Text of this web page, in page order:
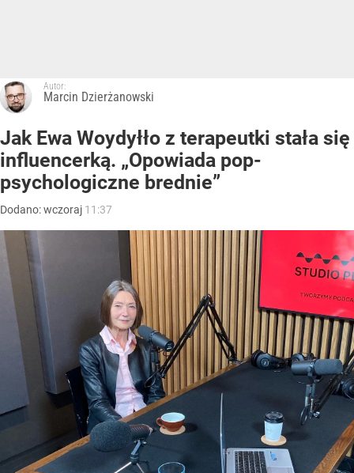
Autor:
Marcin Dzierżanowski
Jak Ewa Woydyłło z terapeutki stała się
influencerką. „Opowiada pop-
psychologiczne brednie”
Dodano:wczoraj 11:37